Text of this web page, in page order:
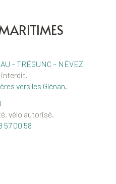
– TRÉGUNC – NÉVEZ
interdit.
vers les Glénan.
vélo autorisé.
57 00 58